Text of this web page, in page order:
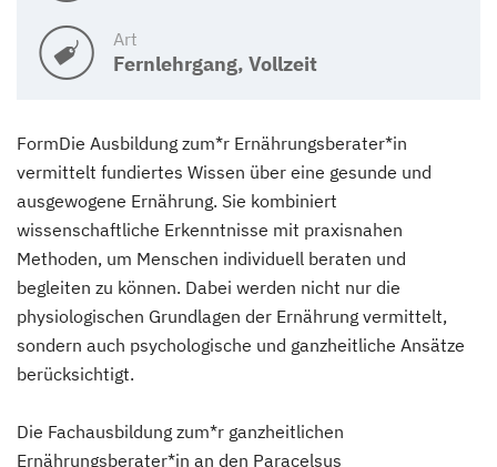
Art
Fernlehrgang, Vollzeit
FormDie Ausbildung zum*r Ernährungsberater*in
vermittelt fundiertes Wissen über eine gesunde und
ausgewogene Ernährung. Sie kombiniert
wissenschaftliche Erkenntnisse mit praxisnahen
Methoden, um Menschen individuell beraten und
begleiten zu können. Dabei werden nicht nur die
physiologischen Grundlagen der Ernährung vermittelt,
sondern auch psychologische und ganzheitliche Ansätze
berücksichtigt.
Die Fachausbildung zum*r ganzheitlichen
Ernährungsberater*in an den Paracelsus